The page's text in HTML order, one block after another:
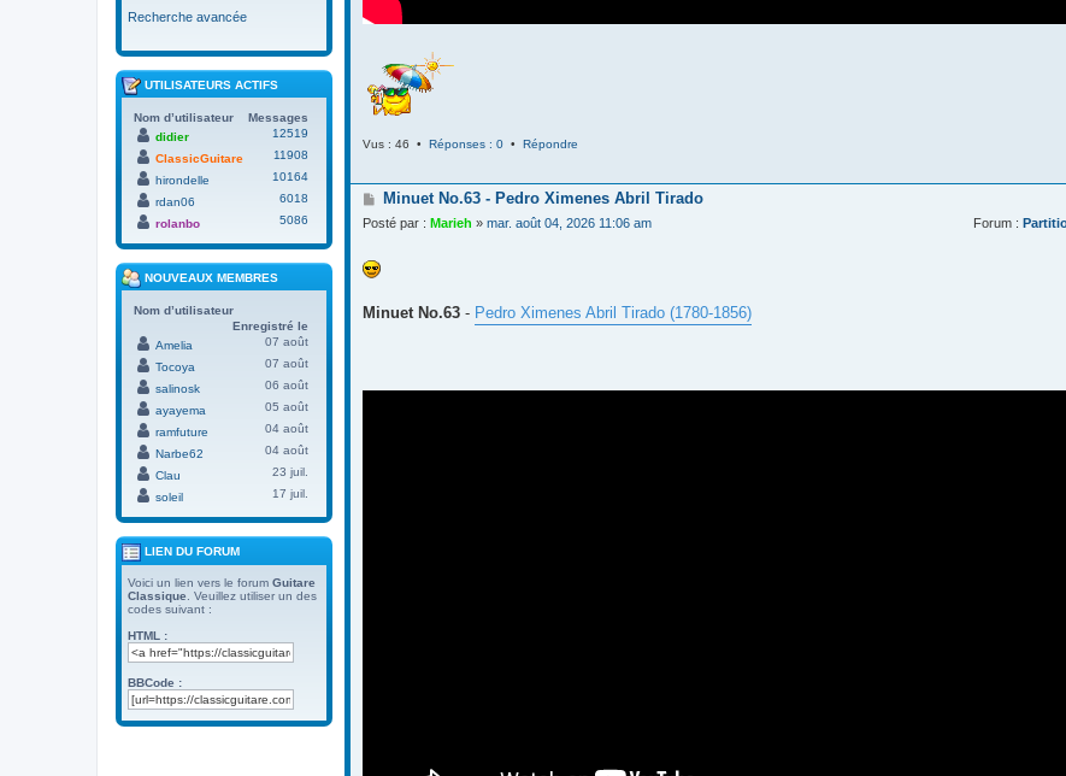
Vus : 46 • Réponses : 0 • Répondre
M
s
a
g
Minuet No.63 - Pedro Ximenes Abril Tirado
Posté par : Marieh » mar. août 04, 2026 11:06 am Forum :
Minuet No.63 - Pedro Ximenes Abril Tirado (1780-1856)
Recherche avancée
UTILISATEURS ACTIFS
Nom d’utilisateur
Messages
didier
12519
ClassicGuitare
11908
hirondelle
10164
rdan06
6018
rolanbo
5086
NOUVEAUX MEMBRES
Nom d’utilisateur
Enregistré le
Amelia
07 août
Tocoya
07 août
salinosk
06 août
ayayema
05 août
ramfuture
04 août
Narbe62
04 août
Clau
23 juil.
soleil
17 juil.
LIEN DU FORUM
Voici un lien vers le forum Guitare
Classique . Veuillez utiliser un des
codes suivant :
HTML :
BBCode :